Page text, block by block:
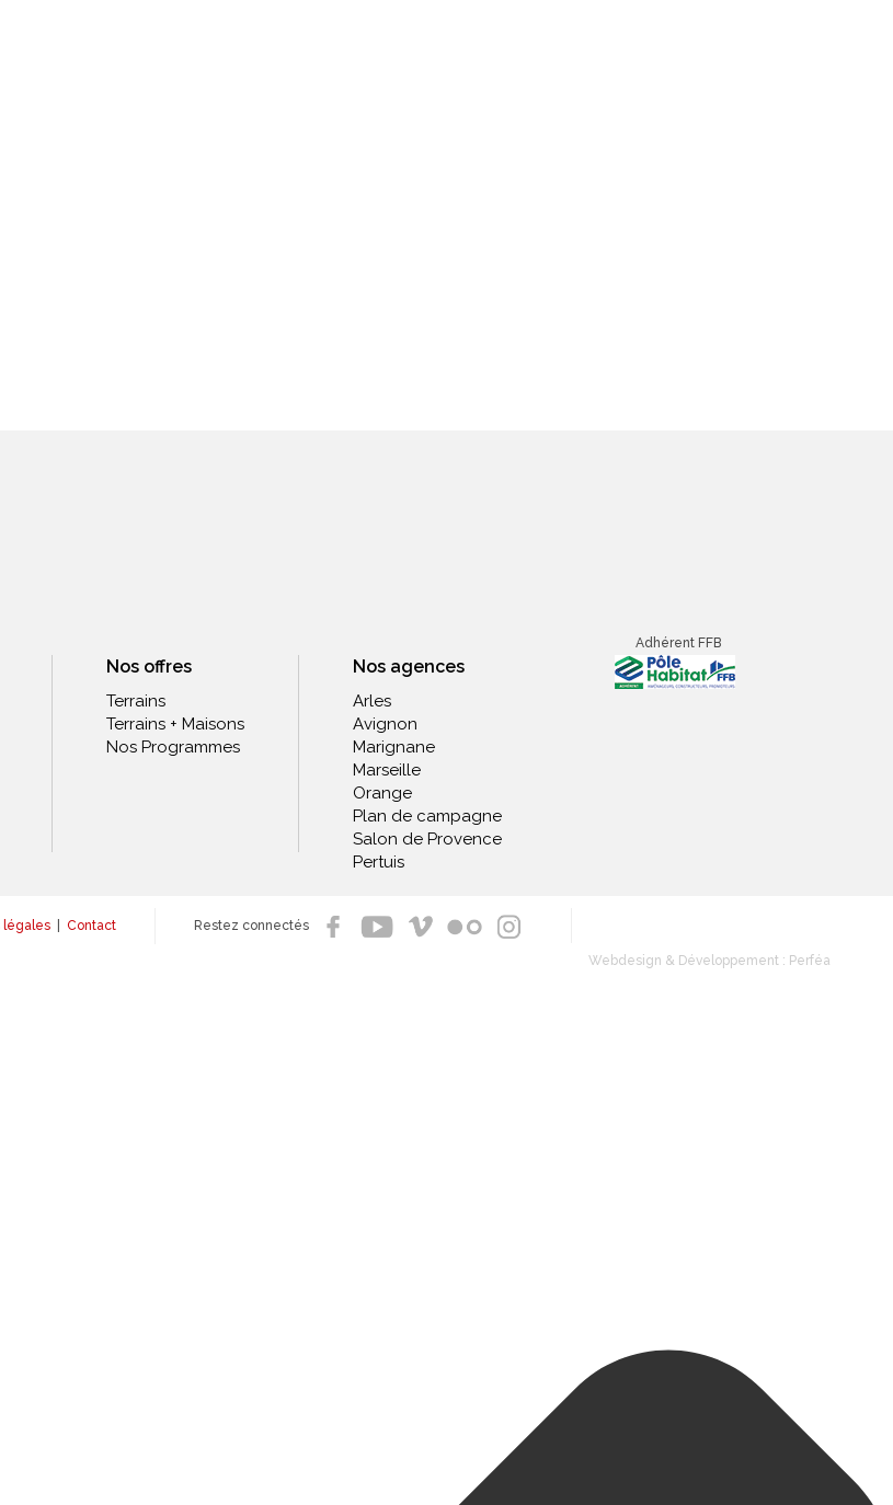
Nos offres
Terrains
Terrains + Maisons
Nos Programmes
Nos agences
Arles
Avignon
Marignane
Marseille
Orange
Plan de campagne
Salon de Provence
Pertuis
Adhérent FFB
légales Contact Restez connectés
Webdesign & Développement : Perféa